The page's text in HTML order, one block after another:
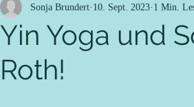
Yin Yoga und
Roth!
Sonja Brundert 10. Sept. 2023 1 Min.